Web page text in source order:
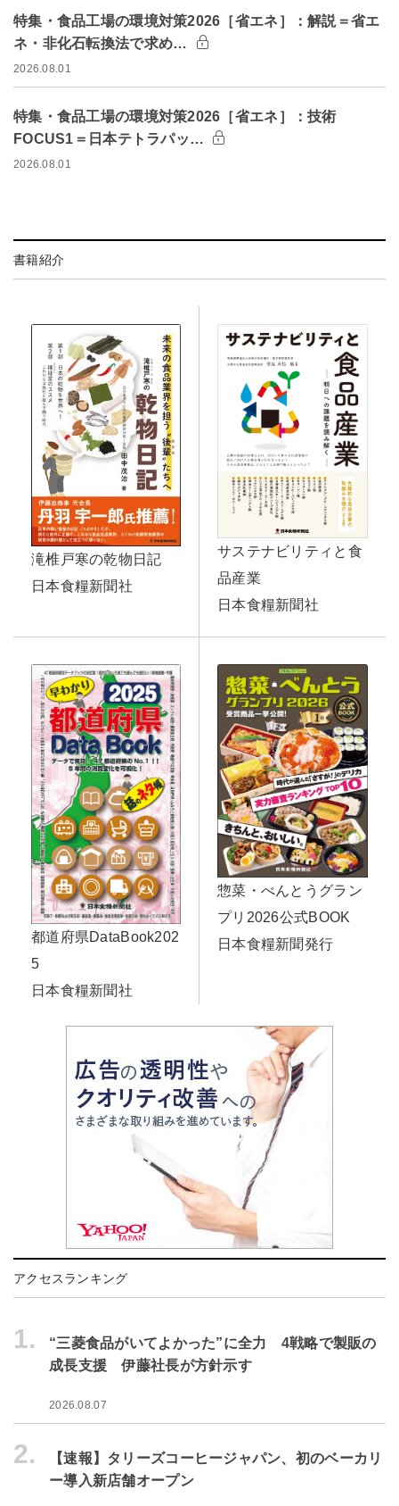
特集・食品工場の環境対策2026［省エネ］：解説＝省エ
ネ・非化石転換法で求め…
2026.08.01
特集・食品工場の環境対策2026［省エネ］：技術
FOCUS1＝日本テトラパッ…
2026.08.01
書籍紹介
滝椎戸寒の乾物日記
日本食糧新聞社
サステナビリティと食
品産業
日本食糧新聞社
都道府県DataBook202
5
日本食糧新聞社
惣菜・べんとうグラン
プリ2026公式BOOK
日本食糧新聞発行
アクセスランキング
1.
“三菱食品がいてよかった”に全力 4戦略で製販の
成長支援 伊藤社長が方針示す
2026.08.07
2.
【速報】タリーズコーヒージャパン、初のベーカリ
ー導入新店舗オープン